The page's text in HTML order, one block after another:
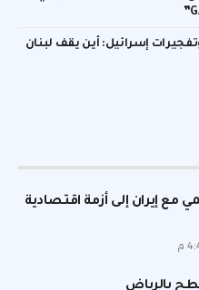
إسرائيل: أين يقف لبنان
مع إيران إلى أزمة اقتصادية
بالرياض